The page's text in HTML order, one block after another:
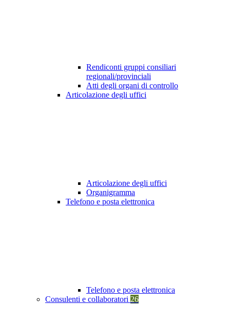
Rendiconti gruppi consiliari
regionali/provinciali
Atti degli organi di controllo
Articolazione degli uffici
Articolazione degli uffici
Organigramma
Telefono e posta elettronica
Telefono e posta elettronica
Consulenti e collaboratori 26